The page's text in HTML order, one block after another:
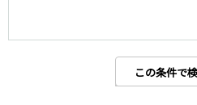
この条件で
来宮駅